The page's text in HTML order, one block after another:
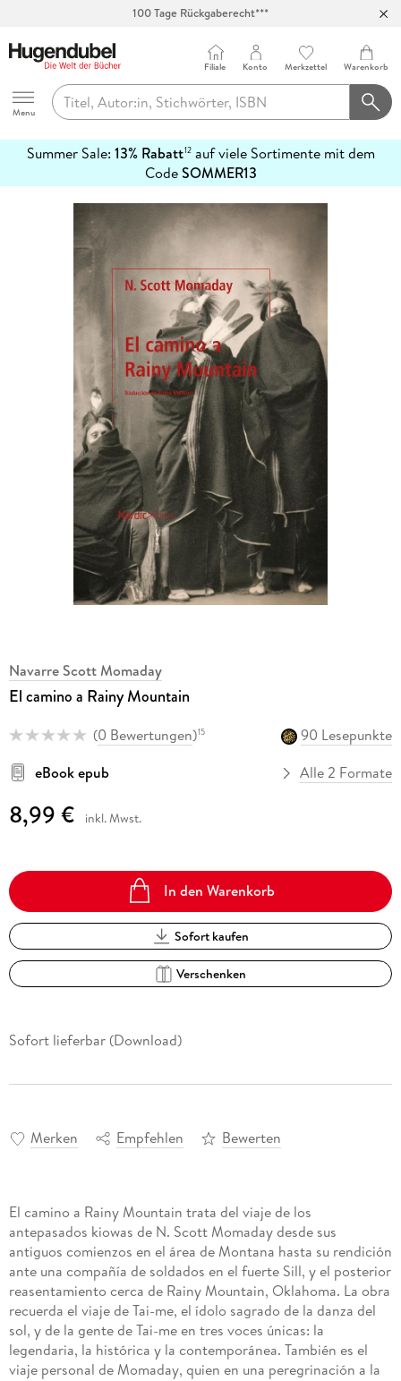
100 Tage Rückgaberecht***
Hugendubel
Menu
Filiale Konto Merkzettel Warenkorb
Summer Sale: 13% Rabatt12auf viele Sortimente mit dem
CodeSOMMER13
erfahren
Navarre Scott Momaday
El camino a Rainy Mountain
(0 Bewertungen)15
90 Lesepunkte
eBook epub
Alle 2 Formate
8,99 € inkl. Mwst.
In den Warenkorb
Sofort kaufen
Verschenken
Sofort lieferbar (Download)
Merken Empfehlen Bewerten
El camino a Rainy Mountain trata del viaje de los
antepasados kiowas de N. Scott Momaday desde sus
antiguos comienzos en el área de Montana hasta su rendición
ante una compañía de soldados en el fuerte Sill, y el posterior
reasentamiento cerca de Rainy Mountain, Oklahoma. La obra
recuerda el viaje de Tai-me, el ídolo sagrado de la danza del
sol, y de la gente de Tai-me en tres voces únicas: la
legendaria, la histórica y la contemporánea. También es el
viaje personal de Momaday, quien en una peregrinación a la